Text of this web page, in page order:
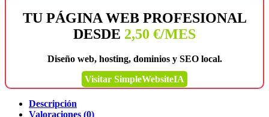
TU PÁGINA WEB PROFESIONAL
DESDE 2,50 €/MES
Diseño web, hosting, dominios y SEO local.
Visitar SimpleWebsiteIA
Descripción
Valoraciones (0)